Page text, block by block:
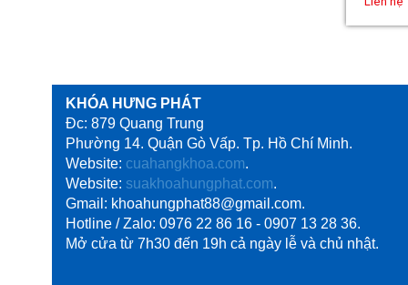
KHÓA HƯNG PHÁT
Đc: 879 Quang Trung
Phường 14. Quận Gò Vấp. Tp. Hồ Chí Minh.
Website: cuahangkhoa.com.
Website: suakhoahungphat.com.
Gmail: khoahungphat88@gmail.com.
Hotline / Zalo: 0976 22 86 16 - 0907 13 28 36.
Mở cửa từ 7h30 đến 19h cả ngày lễ và chủ nhật.